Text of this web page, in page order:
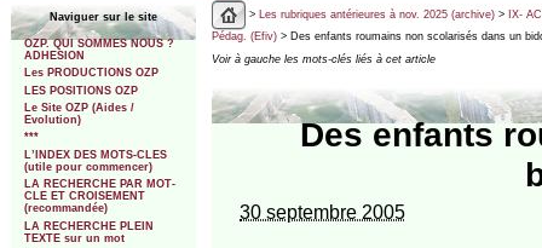
Naviguer sur le site
OZP. QUI SOMMES NOUS ?
ADHESION
Les PRODUCTIONS OZP
LES POSITIONS OZP
Le Site OZP (Aides /
Evolution)
***
L’INDEX DES MOTS-CLES
(utile pour commencer)
LA RECHERCHE PAR MOT-
CLE ET CROISEMENT
(recommandée)
LA RECHERCHE PLEIN
TEXTE sur un mot
> Les rubriques antérieures à nov. 2025 (archive)> IX-
Pédag. (Efiv)> Des enfants roumains non scolarisés dans un
Voir à gauche les mots-clés liés à cet article
Des enfants
30 septembre 2005